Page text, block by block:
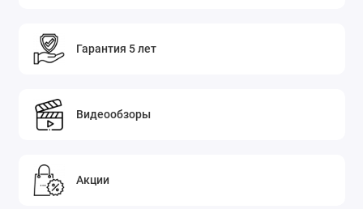
Гарантия 5 лет
Видеообзоры
Акции